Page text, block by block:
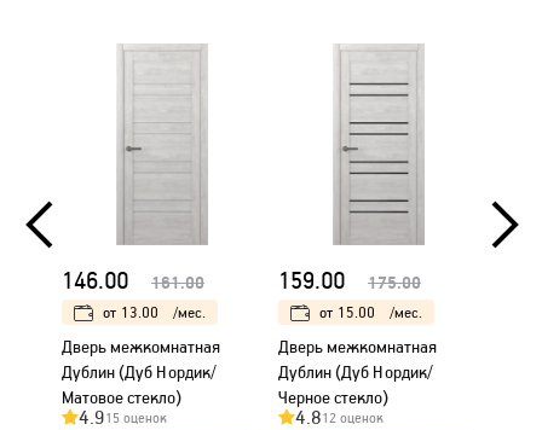
146.00 161.00
от 13.00 /мес.
Дверь межкомнатная
Дублин (Дуб Нордик/
Матовое стекло)
4.915 оценок
159.00 175.00
от 15.00 /мес.
Дверь межкомнатная
Дублин (Дуб Нордик/
Черное стекло)
4.812 оценок